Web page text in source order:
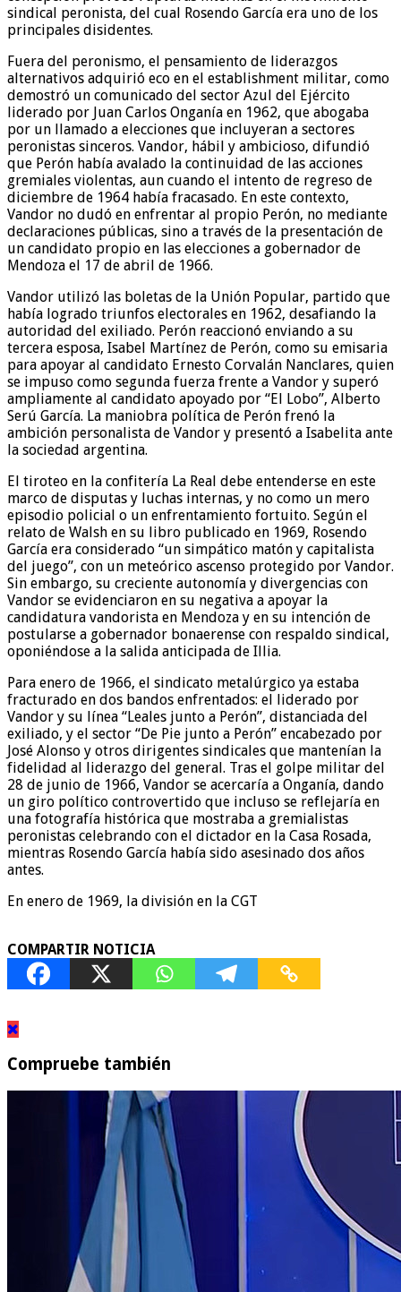
sindical peronista, del cual Rosendo García era uno de los
principales disidentes.
Fuera del peronismo, el pensamiento de liderazgos
alternativos adquirió eco en el establishment militar, como
demostró un comunicado del sector Azul del Ejército
liderado por Juan Carlos Onganía en 1962, que abogaba
por un llamado a elecciones que incluyeran a sectores
peronistas sinceros. Vandor, hábil y ambicioso, difundió
que Perón había avalado la continuidad de las acciones
gremiales violentas, aun cuando el intento de regreso de
diciembre de 1964 había fracasado. En este contexto,
Vandor no dudó en enfrentar al propio Perón, no mediante
declaraciones públicas, sino a través de la presentación de
un candidato propio en las elecciones a gobernador de
Mendoza el 17 de abril de 1966.
Vandor utilizó las boletas de la Unión Popular, partido que
había logrado triunfos electorales en 1962, desafiando la
autoridad del exiliado. Perón reaccionó enviando a su
tercera esposa, Isabel Martínez de Perón, como su emisaria
para apoyar al candidato Ernesto Corvalán Nanclares, quien
se impuso como segunda fuerza frente a Vandor y superó
ampliamente al candidato apoyado por “El Lobo”, Alberto
Serú García. La maniobra política de Perón frenó la
ambición personalista de Vandor y presentó a Isabelita ante
la sociedad argentina.
El tiroteo en la confitería La Real debe entenderse en este
marco de disputas y luchas internas, y no como un mero
episodio policial o un enfrentamiento fortuito. Según el
relato de Walsh en su libro publicado en 1969, Rosendo
García era considerado “un simpático matón y capitalista
del juego”, con un meteórico ascenso protegido por Vandor.
Sin embargo, su creciente autonomía y divergencias con
Vandor se evidenciaron en su negativa a apoyar la
candidatura vandorista en Mendoza y en su intención de
postularse a gobernador bonaerense con respaldo sindical,
oponiéndose a la salida anticipada de Illia.
Para enero de 1966, el sindicato metalúrgico ya estaba
fracturado en dos bandos enfrentados: el liderado por
Vandor y su línea “Leales junto a Perón”, distanciada del
exiliado, y el sector “De Pie junto a Perón” encabezado por
José Alonso y otros dirigentes sindicales que mantenían la
fidelidad al liderazgo del general. Tras el golpe militar del
28 de junio de 1966, Vandor se acercaría a Onganía, dando
un giro político controvertido que incluso se reflejaría en
una fotografía histórica que mostraba a gremialistas
peronistas celebrando con el dictador en la Casa Rosada,
mientras Rosendo García había sido asesinado dos años
antes.
En enero de 1969, la división en la CGT
COMPARTIR NOTICIA
Compruebe también